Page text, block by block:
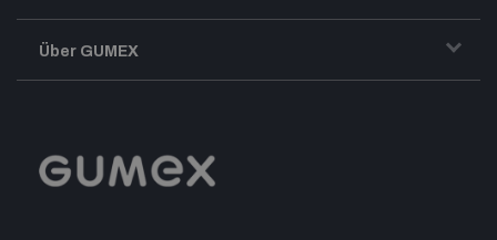
Transport und Warenversand
Reklamation
Über GUMEX
GUMEX stellt sich vor